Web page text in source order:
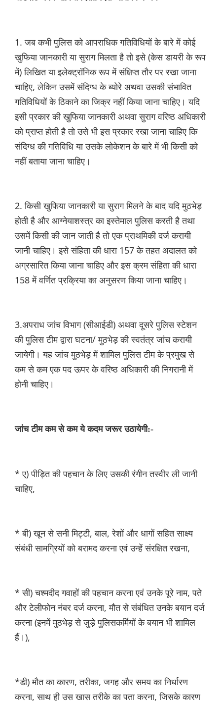
1. जब कभी पुलिस को आपराधिक गतिविधियों के बारे में कोई
खुफिया जानकारी या सुराग मिलता है तो इसे (केस डायरी के रूप
में) लिखित या इलेक्ट्रॉनिक रूप में संक्षिप्त तौर पर रखा जाना
चाहिए, लेकिन उसमें संदिग्ध के ब्योरे अथवा उसकी संभावित
गतिविधियों के ठिकाने का जिक्र नहीं किया जाना चाहिए। यदि
इसी प्रकार की खुफिया जानकारी अथवा सुराग वरिष्ठ अधिकारी
को प्राप्त होती है तो उसे भी इस प्रकार रखा जाना चाहिए कि
संदिग्ध की गतिविधि या उसके लोकेशन के बारे में भी किसी को
नहीं बताया जाना चाहिए।
2. किसी खुफिया जानकारी या सुराग मिलने के बाद यदि मुठभेड़
होती है और आग्नेयाशस्त्र का इस्तेमाल पुलिस करती है तथा
उसमें किसी की जान जाती है तो एक प्राथमिकी दर्ज करायी
जानी चाहिए। इसे संहिता की धारा 157 के तहत अदालत को
अग्रसारित किया जाना चाहिए और इस क्रम संहिता की धारा
158 में वर्णित प्रक्रिया का अनुसरण किया जाना चाहिए।
3.अपराध जांच विभाग (सीआईडी) अथवा दूसरे पुलिस स्टेशन
की पुलिस टीम द्वारा घटना/ मुठभेड़ की स्वतंत्र जांच करायी
जायेगी। यह जांच मुठभेड़ में शामिल पुलिस टीम के प्रमुख से
कम से कम एक पद ऊपर के वरिष्ठ अधिकारी की निगरानी में
होनी चाहिए।
जांच टीम कम से कम ये कदम जरूर उठायेगी:-
* ए) पीड़ित की पहचान के लिए उसकी रंगीन तस्वीर ली जानी
चाहिए,
* बी) खून से सनी मिट्टी, बाल, रेशों और धागों सहित साक्ष्य
संबंधी सामग्रियों को बरामद करना एवं उन्हें संरक्षित रखना,
* सी) चश्मदीद गवाहों की पहचान करना एवं उनके पूरे नाम, पते
और टेलीफोन नंबर दर्ज करना, मौत से संबंधित उनके बयान दर्ज
करना (इनमें मुठभेड़ से जुड़े पुलिसकर्मियों के बयान भी शामिल
हैं।),
*डी) मौत का कारण, तरीका, जगह और समय का निर्धारण
करना, साथ ही उस खास तरीके का पता करना, जिसके कारण